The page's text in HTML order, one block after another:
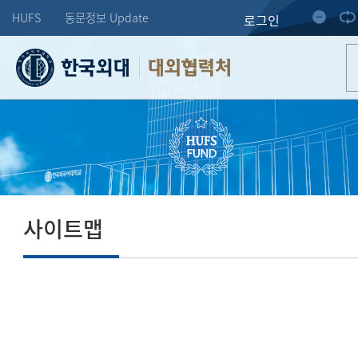
HUFS 동문정보 Update 로그인
대외협력처
사이트맵